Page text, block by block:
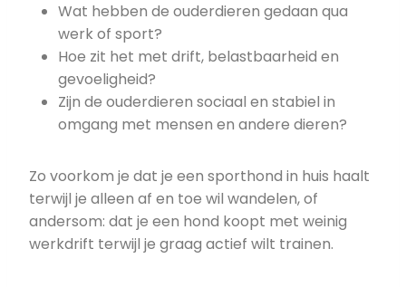
Wat hebben de ouderdieren gedaan qua
werk of sport?
Hoe zit het met drift, belastbaarheid en
gevoeligheid?
Zijn de ouderdieren sociaal en stabiel in
omgang met mensen en andere dieren?
Zo voorkom je dat je een sporthond in huis haalt
terwijl je alleen af en toe wil wandelen, of
andersom: dat je een hond koopt met weinig
werkdrift terwijl je graag actief wilt trainen.